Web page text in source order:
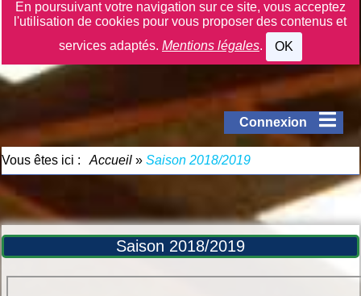
En poursuivant votre navigation sur ce site, vous acceptez
l'utilisation de cookies pour vous proposer des contenus et
services adaptés. Mentions légales. OK
Connexion
Vous êtes ici : Accueil»Saison 2018/2019
Saison 2018/2019